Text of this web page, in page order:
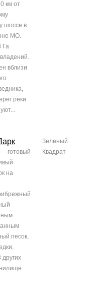
км от
шоссе в
МО.
Га
вблизи
реки
готовый
на
песок,
Зеленый
Квадрат